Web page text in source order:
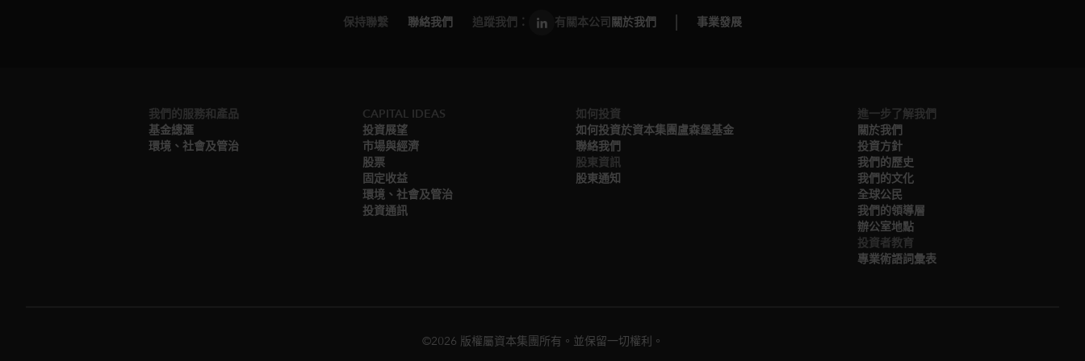
保持聯繫 聯絡我們 追蹤我們： 有關本公司 關於我們 事業發展
我們的服務和產品
基金總滙
環境、社會及管治
CAPITAL IDEAS
投資展望
市場與經濟
股票
固定收益
環境、社會及管治
投資通訊
如何投資
如何投資於資本集團盧森堡基金
聯絡我們
股東資訊
股東通知
進一步了解我們
關於我們​
投資方針
我們的歷史​
我們的文化
全球公民
我們的領導層​
辦公室地點​
投資者教育
專業術語詞彙表
©2026 版權屬資本集團所有。並保留一切權利。